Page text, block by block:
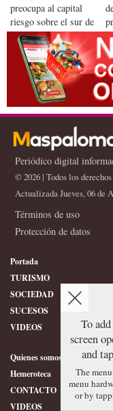
preocupa al capital
riesgo sobre el sur de
Gran Canaria
Periódico digital
© 2026 | Todos los
Actualizada Jueves, 06 de
Términos de uso
Protección de datos
Portada
TURISMO
SOCIEDAD
SUCESOS
VIDEOS
Quienes somos
Hemeroteca
CONTACTO
VIDEOS
To
screen
and
The
menu
or by